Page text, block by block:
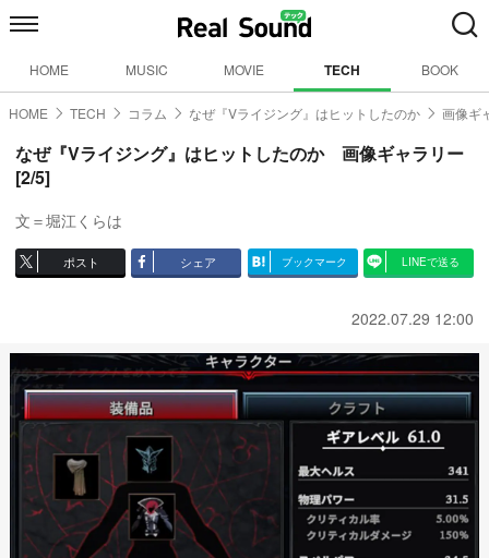
HOME MUSIC MOVIE TECH BOOK
HOME TECH コラム なぜ『Vライジング』はヒットしたのか 画像ギ
なぜ『Vライジング』はヒットしたのか 画像ギャラリー
[2/5]
文＝堀江くらは
ポスト シェア ブックマーク LINEで送る
2022.07.29 12:00